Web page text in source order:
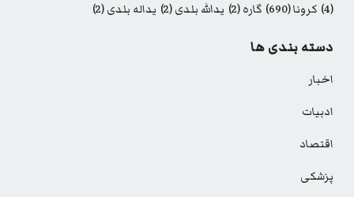
(4)
کرونا(690) گاره(2) یدالله بلدی(2) یداله بلدی(2)
دسته بندی ها
اخبار
ادبیات
اقتصاد
پزشکی